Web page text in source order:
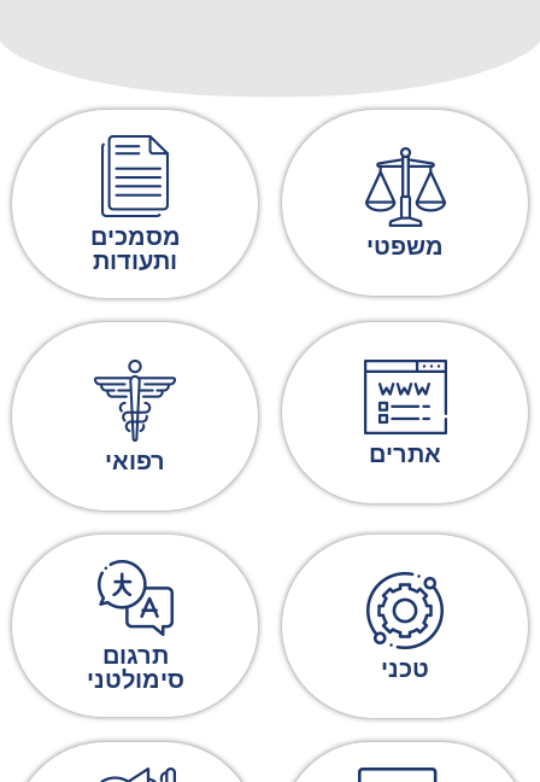
משפטי
מסמכים
ותעודות
אתרים רפואי
טכני
תרגום
סימולטני